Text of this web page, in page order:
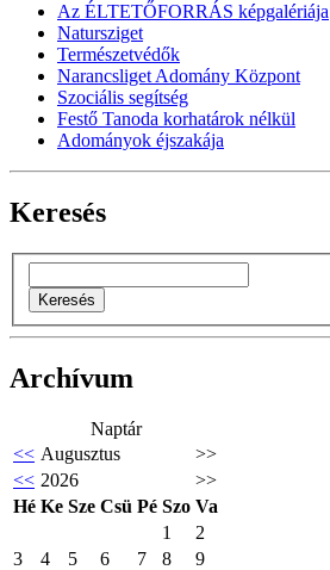
Az ÉLTETŐFORRÁS képgalériája
Natursziget
Természetvédők
Narancsliget Adomány Központ
Szociális segítség
Festő Tanoda korhatárok nélkül
Adományok éjszakája
Keresés
Archívum
Naptár
<< Augusztus
>>
<< 2026
>>
Hé Ke Sze Csü Pé Szo Va
1
2
3
4 5 6 7 8
9